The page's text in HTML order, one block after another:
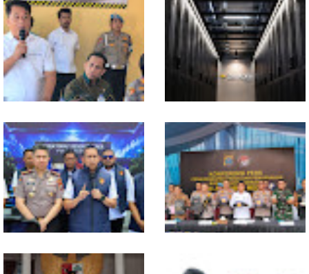
In Release02,Hansen Teo:
Band Medan Harus Berani
Bereskperimen
Ekonomi Sumut Triwulan II
2026 berkisar 5,06 Persen, BI :
Konsumsi RT dan
Perdagangan CPO
Penyumbang Tertinggi
Polresta Deliserdang
Musnahkan 1,2 Kilo Gram
Sabu-sabu: Tiga Tersangka
Gagal Edarkan Ribuan Dosis
Narkoba
Indosat, Ooredoo Group,
Nokia, dan NVIDIA Luncurkan
Zankore by Indosat, Siap
Layani Kawasan Asia-Pasifik
dengan Platform Infrastruktur
AI Terintegerasi